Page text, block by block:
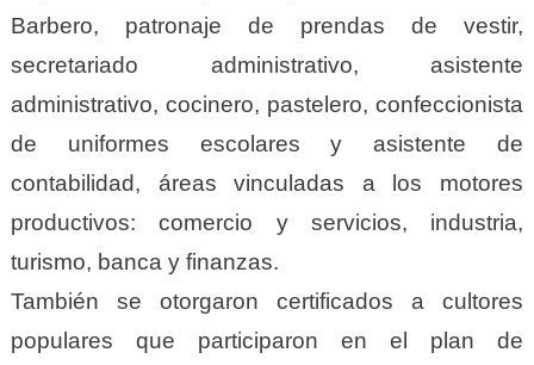
Barbero, patronaje de prendas de vestir,
secretariado administrativo, asistente
administrativo, cocinero, pastelero, confeccionista
de uniformes escolares y asistente de
contabilidad, áreas vinculadas a los motores
productivos: comercio y servicios, industria,
turismo, banca y finanzas.
También se otorgaron certificados a cultores
populares que participaron en el plan de